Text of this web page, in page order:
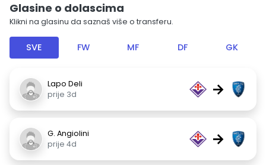
Glasine o dolascima
Klikni na glasinu da saznaš više o transferu.
SVE FW MF DF GK
Lapo Deli
prije 3d
→
G. Angiolini
prije 4d
→